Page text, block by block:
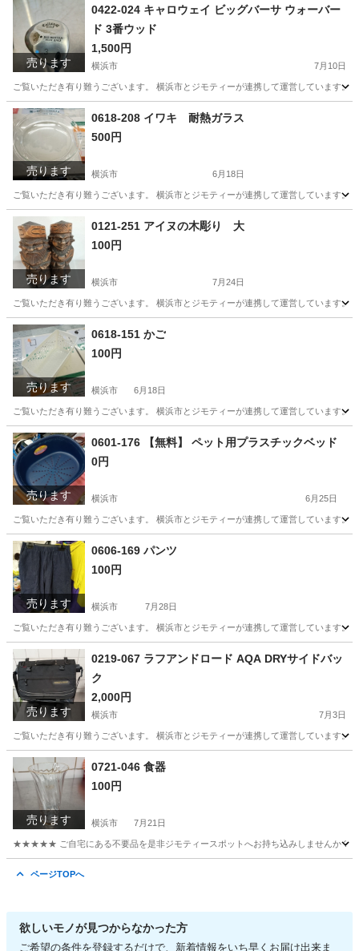
神奈川 リユース
売ります
0422-024 キャロウェイ ビッグバーサ ウォーバー
ド 3番ウッド
1,500円
横浜市 7月10日
ご覧いただき有り難うございます。 横浜市とジモティーが連携して運営していま
神奈川 横浜市 リユース
売ります
0618-208 イワキ 耐熱ガラス
500円
横浜市 6月18日
ご覧いただき有り難うございます。 横浜市とジモティーが連携して運営していま
神奈川 横浜市 リユース
売ります
0121-251 アイヌの木彫り 大
100円
横浜市 7月24日
ご覧いただき有り難うございます。 横浜市とジモティーが連携して運営しています
神奈川 横浜市
売ります
0618-151 かご
100円
横浜市 6月18日
ご覧いただき有り難うございます。 横浜市とジモティーが連携して運営していま
神奈川 横浜市 リユース
売ります
0601-176 【無料】 ペット用プラスチックベッド
0円
横浜市 6月25日
ご覧いただき有り難うございます。 横浜市とジモティーが連携して運営していま
神奈川 横浜市
売ります
0606-169 パンツ
100円
横浜市 7月28日
ご覧いただき有り難うございます。 横浜市とジモティーが連携して運営していま
神奈川 横浜市
売ります
0219-067 ラフアンドロード AQA DRYサイドバッ
ク
2,000円
横浜市 7月3日
ご覧いただき有り難うございます。 横浜市とジモティーが連携して運営しています
神奈川 横浜市
売ります
0721-046 食器
100円
横浜市 7月21日
★★★★★ ご自宅にある不要品を是非ジモティースポットへお持ち込みしませんか？
ページTOPへ
欲しいモノが見つからなかった方
ご希望の条件を登録するだけで、新着情報をいち早くお届け出来ま